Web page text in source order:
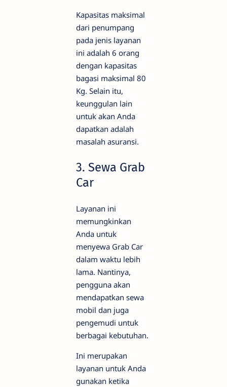
Kapasitas maksimal
dari penumpang
pada jenis layanan
ini adalah 6 orang
dengan kapasitas
bagasi maksimal 80
Kg. Selain itu,
keunggulan lain
untuk akan Anda
dapatkan adalah
masalah asuransi.
3. Sewa Grab
Car
Layanan ini
memungkinkan
Anda untuk
menyewa Grab Car
dalam waktu lebih
lama. Nantinya,
pengguna akan
mendapatkan sewa
mobil dan juga
pengemudi untuk
berbagai kebutuhan.
Ini merupakan
layanan untuk Anda
gunakan ketika